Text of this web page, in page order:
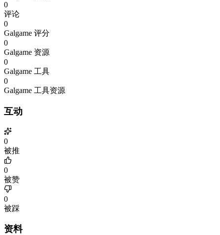
0
评论
0
Galgame 评分
0
Galgame 资源
0
Galgame 工具
0
Galgame 工具资源
互动
0
被推
0
被赞
0
被踩
资料